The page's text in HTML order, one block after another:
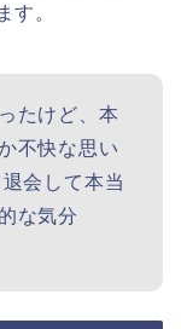
す。
たけど、本
不快な思い
会して本当
な気分